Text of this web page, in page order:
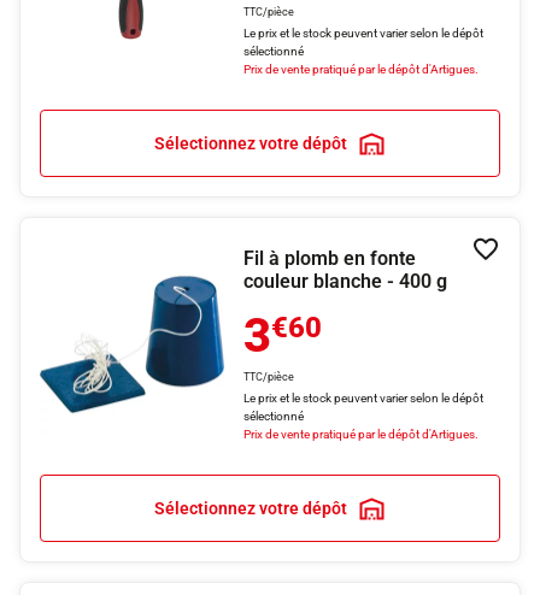
TTC/pièce
Le prix et le stock peuvent varier selon le dépôt
sélectionné
Prix de vente pratiqué par le dépôt d'Artigues.
Sélectionnez votre dépôt
Fil à plomb en fonte
couleur blanche - 400 g
3€60
TTC/pièce
Le prix et le stock peuvent varier selon le dépôt
sélectionné
Prix de vente pratiqué par le dépôt d'Artigues.
Sélectionnez votre dépôt